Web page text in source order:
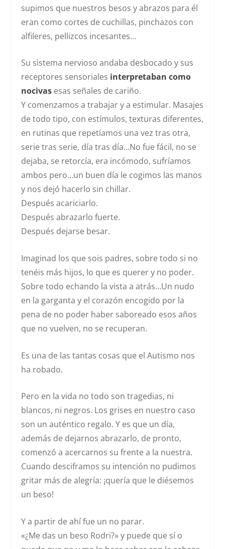
supimos que nuestros besos y abrazos para él
eran como cortes de cuchillas, pinchazos con
alfileres, pellizcos incesantes…
Su sistema nervioso andaba desbocado y sus
receptores sensoriales interpretaban como
nocivas esas señales de cariño.
Y comenzamos a trabajar y a estimular. Masajes
de todo tipo, con estímulos, texturas diferentes,
en rutinas que repetíamos una vez tras otra,
serie tras serie, día tras día…No fue fácil, no se
dejaba, se retorcía, era incómodo, sufríamos
ambos pero…un buen día le cogimos las manos
y nos dejó hacerlo sin chillar.
Después acariciarlo.
Después abrazarlo fuerte.
Después dejarse besar.
Imaginad los que sois padres, sobre todo si no
tenéis más hijos, lo que es querer y no poder.
Sobre todo echando la vista a atrás…Un nudo
en la garganta y el corazón encogido por la
pena de no poder haber saboreado esos años
que no vuelven, no se recuperan.
Es una de las tantas cosas que el Autismo nos
ha robado.
Pero en la vida no todo son tragedias, ni
blancos, ni negros. Los grises en nuestro caso
son un auténtico regalo. Y es que un día,
además de dejarnos abrazarlo, de pronto,
comenzó a acercarnos su frente a la nuestra.
Cuando desciframos su intención no pudimos
gritar más de alegría: ¡quería que le diésemos
un beso!
Y a partir de ahí fue un no parar.
«¿Me das un beso Rodri?»y puede que sí o